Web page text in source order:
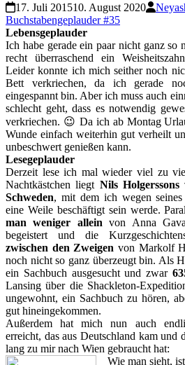
17. Juli 201510. August 2020
Buchstabengeplauder #35
Lebensgeplauder
Ich habe gerade ein paar nicht ganz so
recht überraschend ein
Leider konnte ich mich seither noch
Bett verkriechen, da ich gerade
eingespannt bin. Aber ich muss auch
schlecht geht, dass es notwendig
verkriechen. 😉 Da ich ab Montag
Wunde einfach weiterhin gut verheilt
unbeschwert genießen kann.
Lesegeplauder
Derzeit lese ich mal wieder viel zu
Nachtkästchen liegt Nils
Schweden, mit dem ich wegen
eine Weile beschäftigt sein werde.
man weniger allein von Anna
begeistert und die
zwischen den Zweigen von Markolf
noch nicht so ganz überzeugt bin. Als
ein Sachbuch ausgesucht und zwar
Lansing über die Shackleton-
ungewohnt, ein Sachbuch zu hören,
gut hineingekommen.
Außerdem hat mich nun auch
erreicht, das aus Deutschland kam und
lang zu mir nach Wien gebraucht hat:
Wie man sieht,